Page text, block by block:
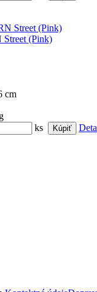
Street (Pink)
cm
ks